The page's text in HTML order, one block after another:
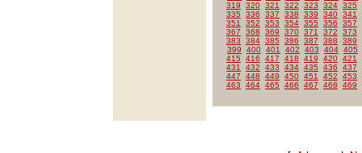
319
320 321 322 323 324 325
335
336 337 338 339 340 341
351
352 353 354 355 356
357
367
368 369 370 371 372
373
383
384 385 386 387 388
389
399
400 401 402 403 404 405
415
416 417 418 419 420 421
431
432 433 434 435 436
437
447
448 449 450 451 452
453
463
464 465 466 467 468 469